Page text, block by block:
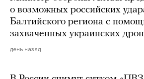
о возможных российских
Балтийского региона с
захваченных украинских
день назад